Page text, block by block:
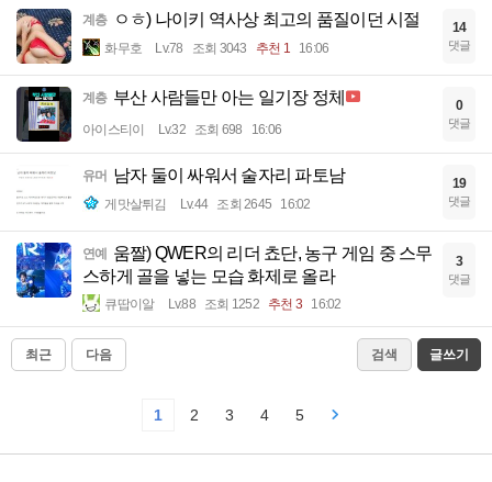
계층 ㅇㅎ) 나이키 역사상 최고의 품질이던 시절
화무호 Lv.78 조회 3043 추천 1 16:06
14
댓글
계층 부산 사람들만 아는 일기장 정체
아이스티이 Lv.32 조회 698 16:06
0
댓글
유머 남자 둘이 싸워서 술자리 파토남
게맛살튀김 Lv.44 조회 2645 16:02
19
댓글
연예 움짤) QWER의 리더 쵸단, 농구 게임 중 스무
스하게 골을 넣는 모습 화제로 올라
큐땁이알 Lv.88 조회 1252 추천 3 16:02
3
댓글
최근 다음 검색 글쓰기
1 2 3 4 5